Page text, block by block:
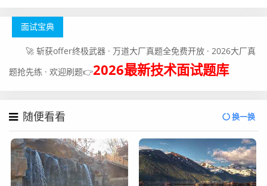
面试宝典
🚀 斩获offer终极武器 · 万道大厂真题全免费开放 · 2026大厂真
题抢先练 · 欢迎刷题👉2026最新技术面试题库
随便看看 换一换